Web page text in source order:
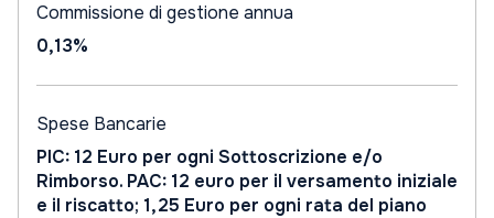
Commissione di gestione annua
0,13%
Spese Bancarie
PIC: 12 Euro per ogni Sottoscrizione e/o
Rimborso. PAC: 12 euro per il versamento iniziale
e il riscatto; 1,25 Euro per ogni rata del piano